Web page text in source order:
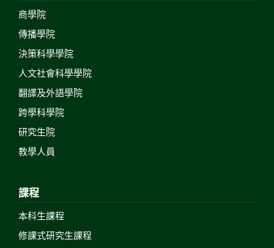
商學院
傳播學院
決策科學學院
人文社會科學學院
翻譯及外語學院
跨學科學院
研究生院
教學人員
課程
本科生課程
修課式研究生課程